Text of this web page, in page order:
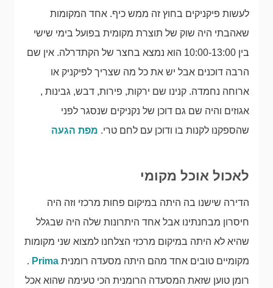
לעשות פיקניקים בחוץ זה ממש כיף. אחד המקומות
שאהבתי היה שוק של תוצרת מקומית בפועל בימי שישי
בין 10:00-13:00 הוא נמצא בחצר של הקתדרלה. אין שם
הרבה דוכנים אבל יש את כל מה שצריך לפיקניק או
ארוחה נחמדה. קנינו שם ירקות, פירות, דבש, גבינות ,
אגוזים והיה שם גם דוכן של נקניקים שנסגר לפני
שהספקנו לקנות בו ודוכן עם לחם טרי. מפת הגעה
לאכול אוכל מקומי
הדירה שישנו בה היתה במיקום פחות מרכזי וזה היה
חיסרון מבחנתינו אבל אחד היתרונות שלה היה שבגלל
שהיא לא היתה במיקום מרכזי הצלחנו למצוא שני מקומות
מקומיים טובים אחד מהם היתה מסעדה רומנית Prima
.
רומן טוען שזאת המסעדה הרומנית הכי טעימה שהוא אכל